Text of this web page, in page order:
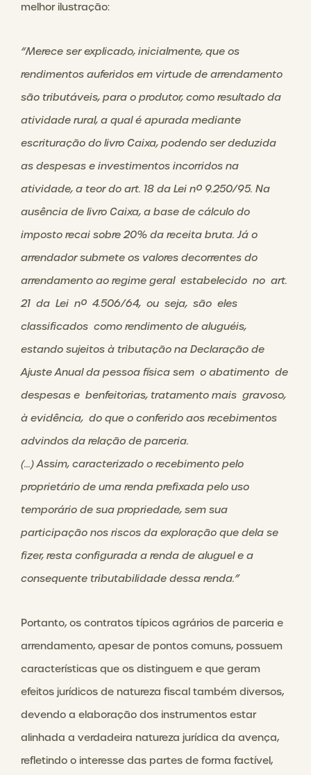
melhor ilustração:
“Merece ser explicado, inicialmente, que os
rendimentos auferidos em virtude de arrendamento
são tributáveis, para o produtor, como resultado da
atividade rural, a qual é apurada mediante
escrituração do livro Caixa, podendo ser deduzida
as despesas e investimentos incorridos na
atividade, a teor do art. 18 da Lei nº 9.250/95. Na
ausência de livro Caixa, a base de cálculo do
imposto recai sobre 20% da receita bruta. Já o
arrendador submete os valores decorrentes do
arrendamento ao regime geral estabelecido no art.
21 da Lei nº 4.506/64, ou seja, são eles
classificados como rendimento de aluguéis,
estando sujeitos à tributação na Declaração de
Ajuste Anual da pessoa física sem o abatimento de
despesas e benfeitorias, tratamento mais gravoso,
à evidência, do que o conferido aos recebimentos
advindos da relação de parceria.
(…) Assim, caracterizado o recebimento pelo
proprietário de uma renda prefixada pelo uso
temporário de sua propriedade, sem sua
participação nos riscos da exploração que dela se
fizer, resta configurada a renda de aluguel e a
consequente tributabilidade dessa renda.”
Portanto, os contratos típicos agrários de parceria e
arrendamento, apesar de pontos comuns, possuem
características que os distinguem e que geram
efeitos jurídicos de natureza fiscal também diversos,
devendo a elaboração dos instrumentos estar
alinhada a verdadeira natureza jurídica da avença,
refletindo o interesse das partes de forma factível,